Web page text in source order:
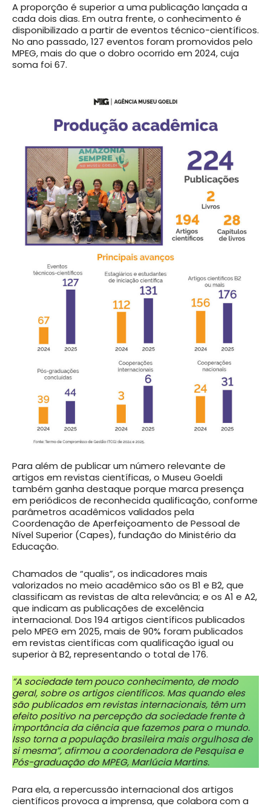
A proporção é superior a uma publicação lançada a
cada dois dias. Em outra frente, o conhecimento é
disponibilizado a partir de eventos técnico-científicos.
No ano passado, 127 eventos foram promovidos pelo
MPEG, mais do que o dobro ocorrido em 2024, cuja
soma foi 67.
Para além de publicar um número relevante de
artigos em revistas científicas, o Museu Goeldi
também ganha destaque porque marca presença
em periódicos de reconhecida qualificação, conforme
parâmetros acadêmicos validados pela
Coordenação de Aperfeiçoamento de Pessoal de
Nível Superior (Capes), fundação do Ministério da
Educação.
Chamados de “qualis”, os indicadores mais
valorizados no meio acadêmico são os B1 e B2, que
classificam as revistas de alta relevância; e os A1 e A2,
que indicam as publicações de excelência
internacional. Dos 194 artigos científicos publicados
pelo MPEG em 2025, mais de 90% foram publicados
em revistas científicas com qualificação igual ou
superior à B2, representando o total de 176.
“A sociedade tem pouco conhecimento, de modo
geral, sobre os artigos científicos. Mas quando eles
são publicados em revistas internacionais, têm um
efeito positivo na percepção da sociedade frente à
importância da ciência que fazemos para o mundo.
Isso torna a população brasileira mais orgulhosa de
si mesma”, afirmou a coordenadora de Pesquisa e
Pós-graduação do MPEG, Marlúcia Martins.
Para ela, a repercussão internacional dos artigos
científicos provoca a imprensa, que colabora com a